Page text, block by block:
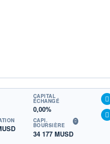
CAPITAL
ÉCHANGÉ
0,00%
CAPI.
BOURSIÈRE
34 177 MUSD